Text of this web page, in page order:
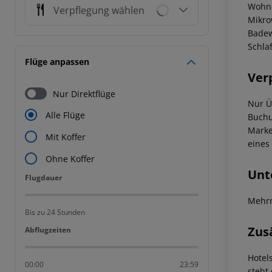
Verpflegung wählen
Flüge anpassen
Nur Direktflüge
Alle Flüge
Mit Koffer
Ohne Koffer
Flugdauer
Flugdauer
Bis zu 24 Stunden
Abflugzeiten
Abflugzeiten
00:00 23:59
Nur